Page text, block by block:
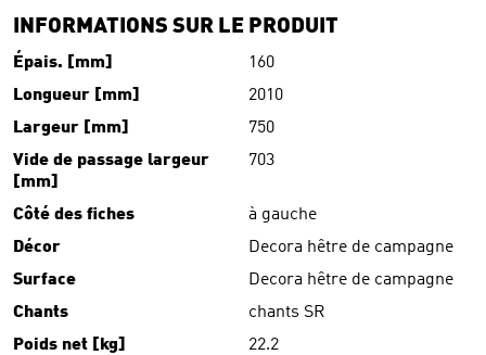
INFORMATIONS SUR LE PRODUIT
Épais. [mm]
160
Longueur [mm]
2010
Largeur [mm]
750
Vide de passage largeur
[mm]
703
Côté des fiches
à gauche
Décor
Decora hêtre de campagne
Surface
Decora hêtre de campagne
Chants
chants SR
Poids net [kg]
22.2